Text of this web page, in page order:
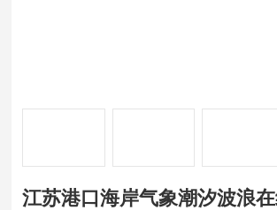
江苏港口海岸气象潮汐波浪